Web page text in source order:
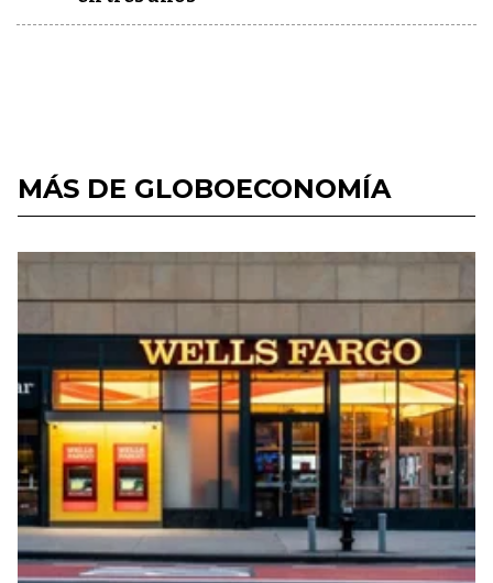
MÁS DE GLOBOECONOMÍA